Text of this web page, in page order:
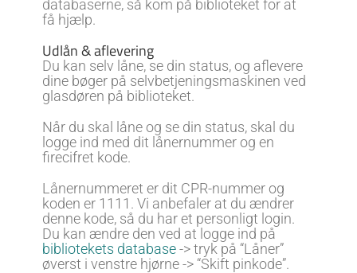
databaserne, så kom på biblioteket for at
få hjælp.
Udlån & aflevering
Du kan selv låne, se din status, og aflevere
dine bøger på selvbetjeningsmaskinen ved
glasdøren på biblioteket.
Når du skal låne og se din status, skal du
logge ind med dit lånernummer og en
firecifret kode.
Lånernummeret er dit CPR-nummer og
koden er 1111. Vi anbefaler at du ændrer
denne kode, så du har et personligt login.
Du kan ændre den ved at logge ind på
bibliotekets database-> tryk på “Låner”
øverst i venstre hjørne -> “Skift pinkode”.